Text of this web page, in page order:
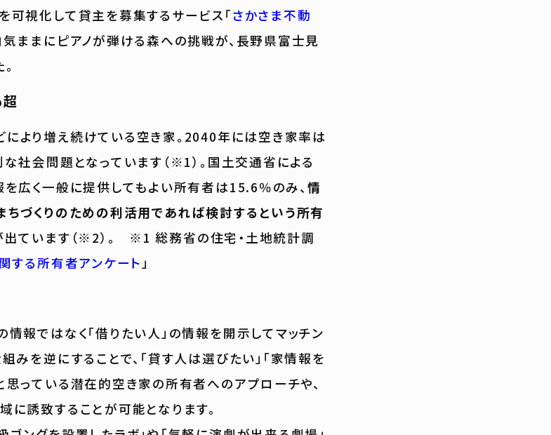
可視化して貸主を募集するサービス「さかさま不動
気ままにピアノが弾ける森への挑戦が、長野県富士見
より増え続けている空き家。2040年には空き家率は
社会問題となっています（※1）。国土交通省による
を広く一般に提供してもよい所有者は15.6％のみ、情
ちづくりのための利活用であれば検討するという所有
出ています（※2）。 ※1 総務省の住宅・土地統計調
する所有者アンケート 」
報ではなく「借りたい人」の情報を開示してマッチン
みを逆にすることで、「貸す人は選びたい」「家情報を
思っている潜在的空き家の所有者へのアプローチや、
に誘致することが可能となります。